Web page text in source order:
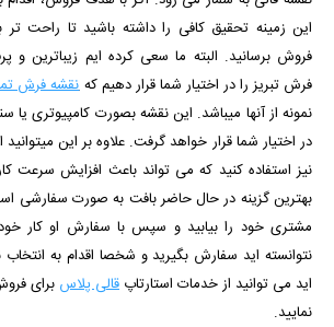
این زمینه تحقیق کافی را داشته باشید تا راحت تر
فروش برسانید. البته ما سعی کرده ایم زیباترین
فرش تبریز را در اختیار شما قرار دهیم کهنقشه فرش
نمونه از آنها میباشد. این نقشه بصورت کامپیوتری یا
در اختیار شما قرار خواهد گرفت. علاوه بر این
نیز استفاده کنید که می تواند باعث افزایش سرعت
بهترین گزینه در حال حاضر بافت به صورت سفارشی
مشتری خود را بیابید و سپس با سفارش او کار خود
نتوانسته اید سفارش بگیرید و شخصا اقدام به
اید می توانید از خدمات استارتاپ قالی پلاس برای
نمایید.